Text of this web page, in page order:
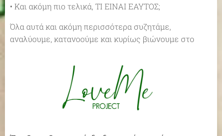
• Και ακόμη πιο τελικά, ΤΙ ΕΙΝΑΙ ΕΑΥΤΟΣ;
Όλα αυτά και ακόμη περισσότερα συζητάμε,
αναλύουμε, κατανοούμε και κυρίως βιώνουμε στο